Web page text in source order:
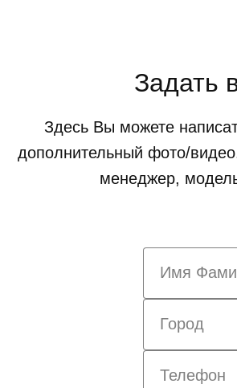
Задать
Здесь Вы можете
дополнительный фото/
менеджер,